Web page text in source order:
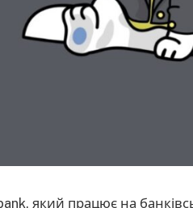
який працює на